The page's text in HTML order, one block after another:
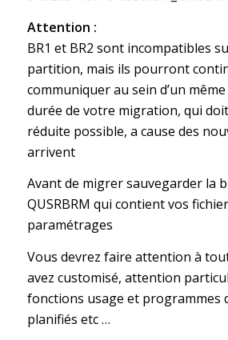
Attention :
BR1 et BR2 sont incompatibles
partition, mais ils pourront
communiquer au sein d’un
durée de votre migration, qui
réduite possible, a cause des
arrivent
Avant de migrer sauvegarder la
QUSRBRM qui contient vos
paramétrages
Vous devrez faire attention à
avez customisé, attention
fonctions usage et programmes
planifiés etc …